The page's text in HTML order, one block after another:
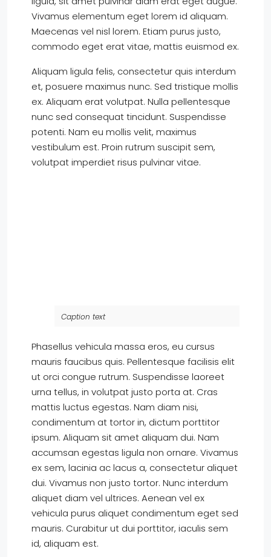
Vivamus elementum eget lorem id aliquam.
Maecenas vel nisl lorem. Etiam purus justo,
commodo eget erat vitae, mattis euismod ex.
Aliquam ligula felis, consectetur quis interdum
et, posuere maximus nunc. Sed tristique mollis
ex. Aliquam erat volutpat. Nulla pellentesque
nunc sed consequat tincidunt. Suspendisse
potenti. Nam eu mollis velit, maximus
vestibulum est. Proin rutrum suscipit sem,
volutpat imperdiet risus pulvinar vitae.
Caption text
Phasellus vehicula massa eros, eu cursus
mauris faucibus quis. Pellentesque facilisis elit
ut orci congue rutrum. Suspendisse laoreet
urna tellus, in volutpat justo porta at. Cras
mattis luctus egestas. Nam diam nisi,
condimentum at tortor in, dictum porttitor
ipsum. Aliquam sit amet aliquam dui. Nam
accumsan egestas ligula non ornare. Vivamus
ex sem, lacinia ac lacus a, consectetur aliquet
dui. Vivamus non justo tortor. Nunc interdum
aliquet diam vel ultrices. Aenean vel ex
vehicula purus aliquet condimentum eget sed
mauris. Curabitur ut dui porttitor, iaculis sem
id, aliquam est.